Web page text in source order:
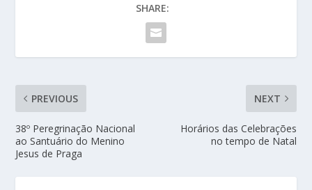
SHARE:
PREVIOUS
38º Peregrinação Nacional
ao Santuário do Menino
Jesus de Praga
NEXT
Horários das Celebrações
no tempo de Natal